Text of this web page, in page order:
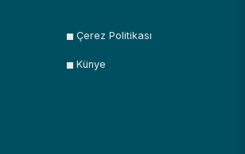
Çerez Politikası
Künye